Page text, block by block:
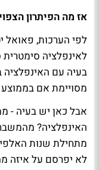
אז מה הפיתרון
לפי הערכות, פאואל
מסויימת אם בממוצע
אבל כאן יש בעיה -
לא יפרסם על איזה